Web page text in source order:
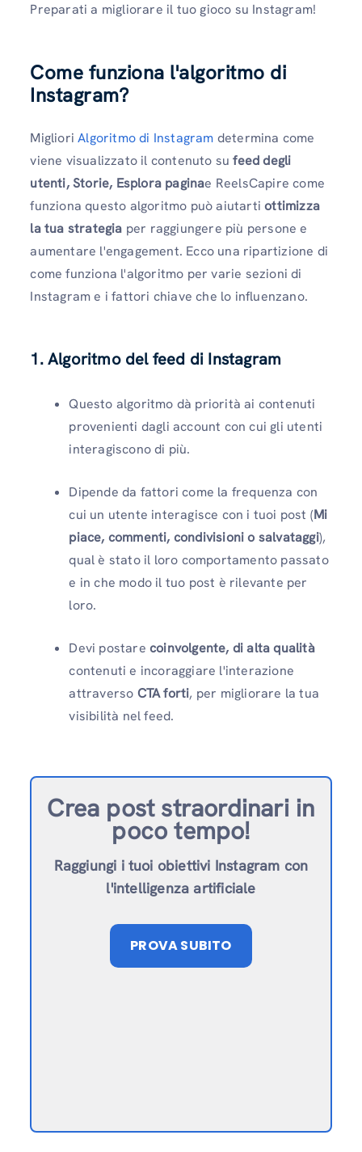
Preparati a migliorare il tuo gioco su Instagram!
Come funziona l'algoritmo di
Instagram?
MiglioriAlgoritmo di Instagram determina come
viene visualizzato il contenuto sufeed degli
utenti, Storie, Esplora paginae ReelsCapire come
funziona questo algoritmo può aiutartiottimizza
la tua strategia per raggiungere più persone e
aumentare l'engagement. Ecco una ripartizione di
come funziona l'algoritmo per varie sezioni di
Instagram e i fattori chiave che lo influenzano.
1. Algoritmo del feed di Instagram
Questo algoritmo dà priorità ai contenuti
provenienti dagli account con cui gli utenti
interagiscono di più.
Dipende da fattori come la frequenza con
cui un utente interagisce con i tuoi post (Mi
piace, commenti, condivisioni o salvataggi),
qual è stato il loro comportamento passato
e in che modo il tuo post è rilevante per
loro.
Devi postare coinvolgente, di alta qualità
contenuti e incoraggiare l'interazione
attraverso CTA forti, per migliorare la tua
visibilità nel feed.
Crea post straordinari in
poco tempo!
Raggiungi i tuoi obiettivi Instagram con
l'intelligenza artificiale
PROVA SUBITO